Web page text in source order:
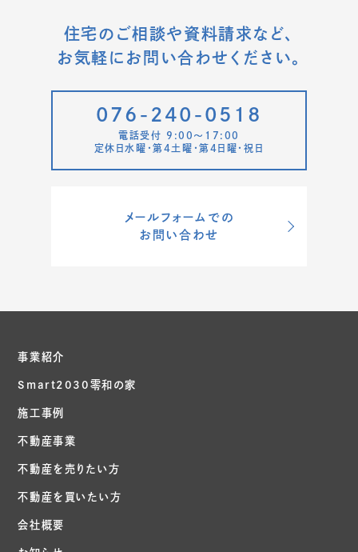
住宅のご相談や資料請求など、
お気軽にお問い合わせください。
076-240-0518
電話受付 9:00〜17:00
定休日水曜・第4土曜・第4日曜・祝日
メールフォームでの
お問い合わせ
事業紹介
Smart2030零和の家
施工事例
不動産事業
不動産を売りたい方
不動産を買いたい方
会社概要